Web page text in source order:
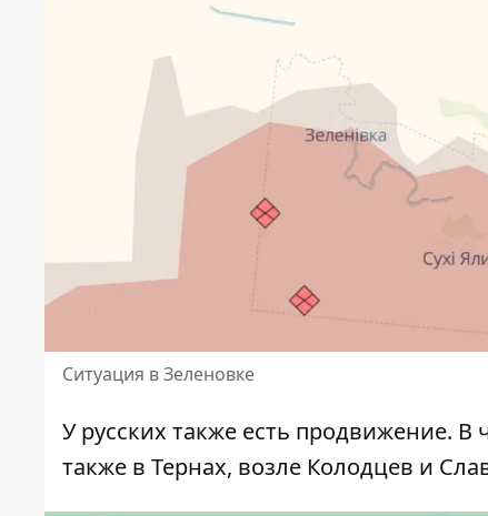
Ситуация в Зеленовке
У русских также есть продвижение. В
также в Тернах, возле Колодцев и